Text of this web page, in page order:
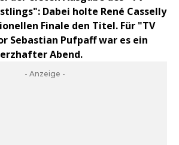
Dabei holte René Casselly
Finale den Titel. Für "TV
Sebastian Pufpaff war es ein
Abend.
- Anzeige -